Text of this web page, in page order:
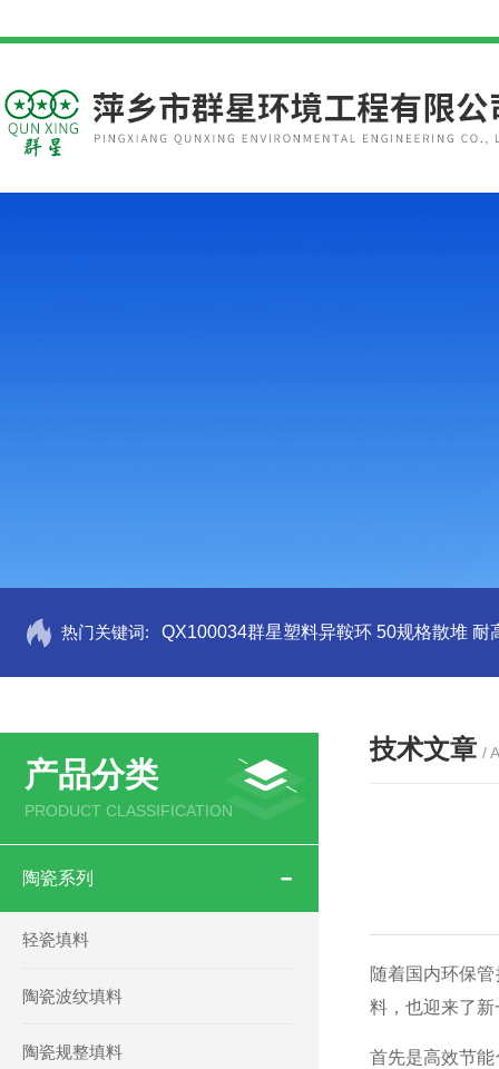
热门关键词: QX100034群星塑料异鞍环 50规格散堆 耐
产品分类
PRODUCT CLASSIFICATION
陶瓷系列
轻瓷填料
陶瓷波纹填料
陶瓷规整填料
技术文章 /
随着国内环保
料，也迎来了
首先是高效节